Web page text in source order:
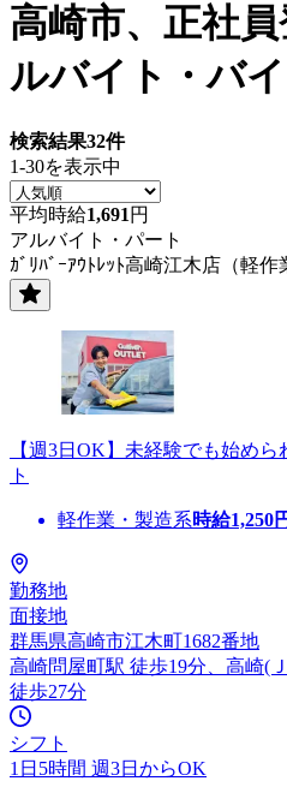
高崎市、正社員
ルバイト・バ
検索結果32件
1-30を表示中
平均時給1,691 円
アルバイト・パート
ｶﾞﾘﾊﾞｰｱｳﾄﾚｯﾄ高崎江木店（軽作
【週3日OK】未経験でも始め
ト
軽作業・製造系時給1,250
勤務地
面接地
群馬県高崎市江木町1682番地
高崎問屋町駅 徒歩19分、高崎(
徒歩27分
シフト
1日5時間 週3日からOK